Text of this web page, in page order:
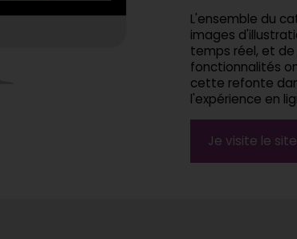
L'ensemble du
images
temps réel, et
fonctionnalités
cette refonte
l'expérience en
Je visite le site